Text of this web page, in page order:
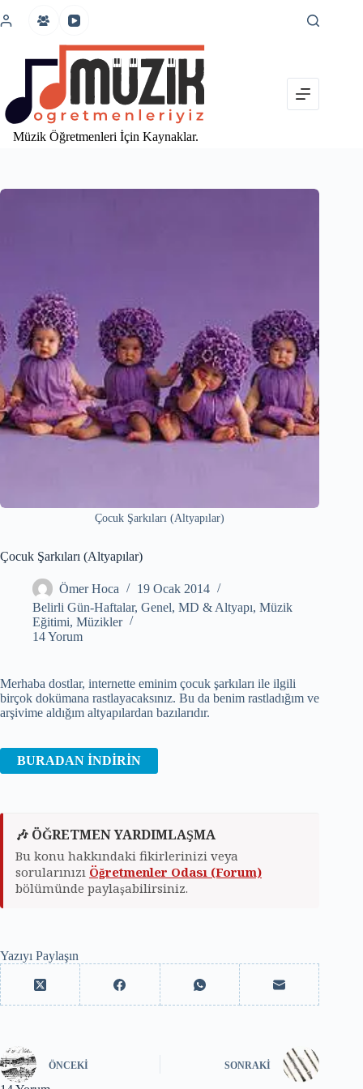
atla
Müzik Öğretmenleri İçin Kaynaklar.
Çocuk Şarkıları (Altyapılar)
Çocuk Şarkıları (Altyapılar)
Ömer Hoca
19 Ocak 2014
Belirli Gün-Haftalar, Genel, MD & Altyapı, Müzik
Eğitimi, Müzikler
14 Yorum
Merhaba dostlar, internette eminim çocuk şarkıları ile ilgili
birçok dokümana rastlayacaksınız. Bu da benim rastladığım ve
arşivime aldığım altyapılardan bazılarıdır.
BURADAN İNDİRİN
🎶 ÖĞRETMEN YARDIMLAŞMA
Bu konu hakkındaki fikirlerinizi veya
sorularınızı Öğretmenler Odası (Forum)
bölümünde paylaşabilirsiniz.
Yazıyı Paylaşın
ÖNCEKI SONRAKI